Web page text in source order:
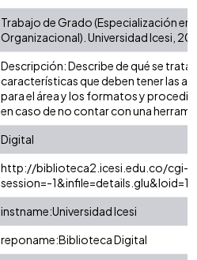
Trabajo de Grado (Especialización
Organizacional). Universidad Icesi,
Descripción: Describe de qué se trata
características que deben tener las
para el área y los formatos y
en caso de no contar con una
Digital
http://biblioteca2.icesi.edu.co/cgi-
session=-
instname:Universidad Icesi
reponame:Biblioteca Digital